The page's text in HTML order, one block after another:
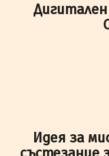
Идея за